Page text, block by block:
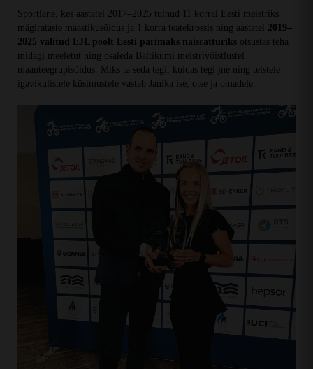
Sportlane, kes aastatel 2017–2025 tulnud 11 korral Eesti meistriks
mägirataste maastikusõidus ja 1 korra teatekrossis ning aastatel 2019–
2025 valitud EJL poolt Eesti parimaks naisratturiks otsustas teha
midagi meeletut ning osaleda Baltikumi meistrivõistlustel
maanteegrupisõidus. Miks ta seda tegi, kuidas tegi jne ning teistele
igavikulistele küsimustele vastab Janika ise, otse ja omadele.